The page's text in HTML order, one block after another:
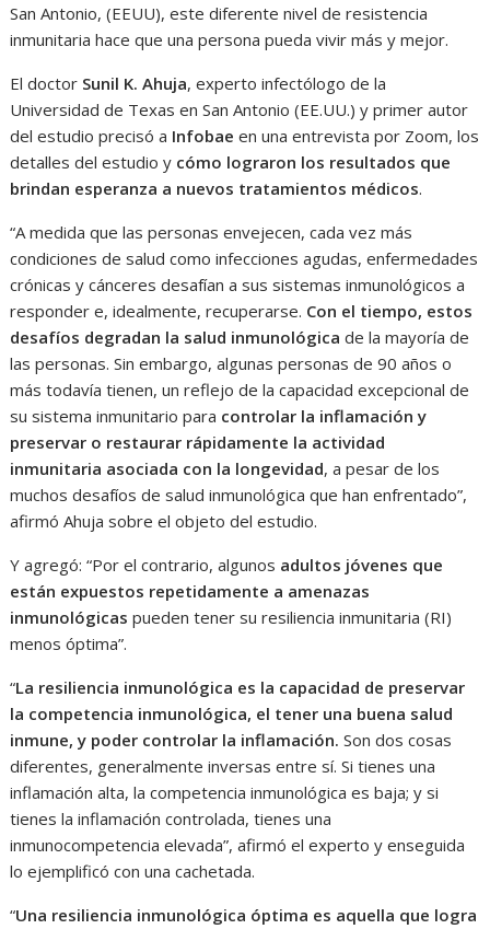
San Antonio, (EEUU), este diferente nivel de resistencia
inmunitaria hace que una persona pueda vivir más y mejor.
El doctor Sunil K. Ahuja, experto infectólogo de la
Universidad de Texas en San Antonio (EE.UU.) y primer autor
del estudio precisó a Infobaeen una entrevista por Zoom, los
detalles del estudio y cómo lograron los resultados que
brindan esperanza a nuevos tratamientos médicos.
“A medida que las personas envejecen, cada vez más
condiciones de salud como infecciones agudas, enfermedades
crónicas y cánceres desafían a sus sistemas inmunológicos a
responder e, idealmente, recuperarse. Con el tiempo, estos
desafíos degradan la salud inmunológicade la mayoría de
las personas. Sin embargo, algunas personas de 90 años o
más todavía tienen, un reflejo de la capacidad excepcional de
su sistema inmunitario para controlar la inflamación y
preservar o restaurar rápidamente la actividad
inmunitaria asociada con la longevidad, a pesar de los
muchos desafíos de salud inmunológica que han enfrentado”,
afirmó Ahuja sobre el objeto del estudio.
Y agregó: “Por el contrario, algunos adultos jóvenes que
están expuestos repetidamente a amenazas
inmunológicas pueden tener su resiliencia inmunitaria (RI)
menos óptima”.
“La resiliencia inmunológica es la capacidad de preservar
la competencia inmunológica, el tener una buena salud
inmune, y poder controlar la inflamación. Son dos cosas
diferentes, generalmente inversas entre sí. Si tienes una
inflamación alta, la competencia inmunológica es baja; y si
tienes la inflamación controlada, tienes una
inmunocompetencia elevada”, afirmó el experto y enseguida
lo ejemplificó con una cachetada.
“Una resiliencia inmunológica óptima es aquella que logra